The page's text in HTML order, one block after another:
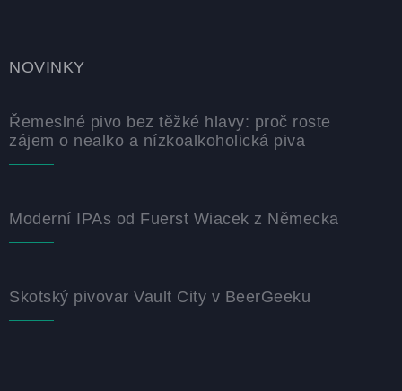
NOVINKY
Řemeslné pivo bez těžké hlavy: proč roste
zájem o nealko a nízkoalkoholická piva
Moderní IPAs od Fuerst Wiacek z Německa
Skotský pivovar Vault City v BeerGeeku